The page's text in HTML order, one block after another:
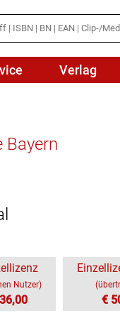
NuT
Verlag
Bayern
Nutzer)
€